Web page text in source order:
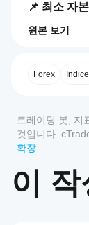
📌 최소 자
권장 자본은
€500 –
작은 계좌
레버리지는
최소
원본 보기
모두
어떻
하나
요?
설치
cBot
클라
cTrader
앱이
cBot을
Forex
트레이딩 봇, 지
것입니다.
확장
이